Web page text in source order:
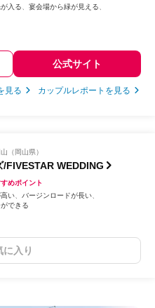
入る
宴会場から緑が見える
公式サイト
見る カップルレポートを見る
山（岡山県）
/FIVESTAR WEDDING
めポイント
い
バージンロードが長い
できる
に入り